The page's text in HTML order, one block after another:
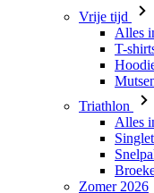
Vrije tijd
Alles
T-
Triathlon
Alles
Singlet
Zomer 2026